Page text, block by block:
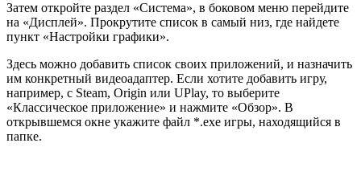
Затем откройте раздел «Система», в боковом меню перейдите
на «Дисплей». Прокрутите список в самый низ, где найдете
пункт «Настройки графики».
Здесь можно добавить список своих приложений, и назначить
им конкретный видеоадаптер. Если хотите добавить игру,
например, с Steam, Origin или UPlay, то выберите
«Классическое приложение» и нажмите «Обзор». В
открывшемся окне укажите файл *.exe игры, находящийся в
папке.